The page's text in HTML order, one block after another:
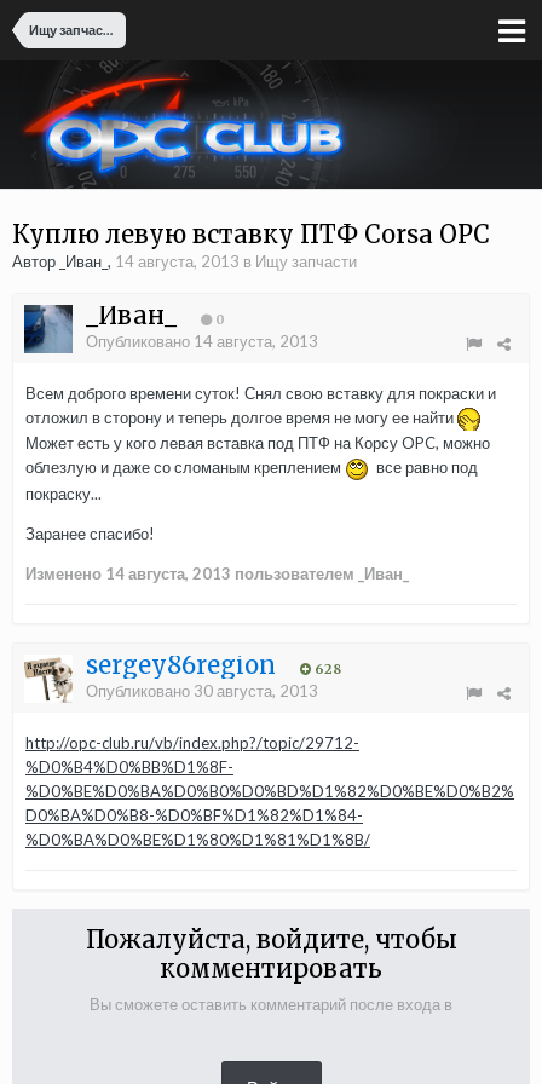
Ищу запчасти
Куплю левую вставку ПТФ Corsa OPC
Автор _Иван_, 14 августа, 2013 в Ищу запчасти
_Иван_ 0
Опубликовано 14 августа, 2013
Всем доброго времени суток! Снял свою вставку для покраски и
отложил в сторону и теперь долгое время не могу ее найти
Может есть у кого левая вставка под ПТФ на Корсу OPC, можно
облезлую и даже со сломаным креплением
все равно под
покраску...
Заранее спасибо!
Изменено 14 августа, 2013 пользователем _Иван_
sergey86region 628
Опубликовано 30 августа, 2013
http://opc-club.ru/vb/index.php?/topic/29712-
%D0%B4%D0%BB%D1%8F-
%D0%BE%D0%BA%D0%B0%D0%BD%D1%82%D0%BE%D0%B2%
D0%BA%D0%B8-%D0%BF%D1%82%D1%84-
%D0%BA%D0%BE%D1%80%D1%81%D1%8B/
Пожалуйста, войдите, чтобы
комментировать
Вы сможете оставить комментарий после входа в